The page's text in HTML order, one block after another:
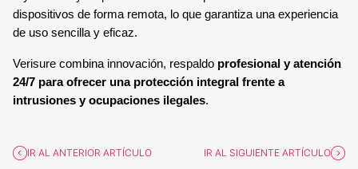
dispositivos de forma remota, lo que garantiza una experiencia
de uso sencilla y eficaz.
Verisure combina innovación, respaldo profesional y atención
24/7 para ofrecer una protección integral frente a
intrusiones y ocupaciones ilegales.
IR AL ANTERIOR ARTÍCULO IR AL SIGUIENTE ARTÍCULO